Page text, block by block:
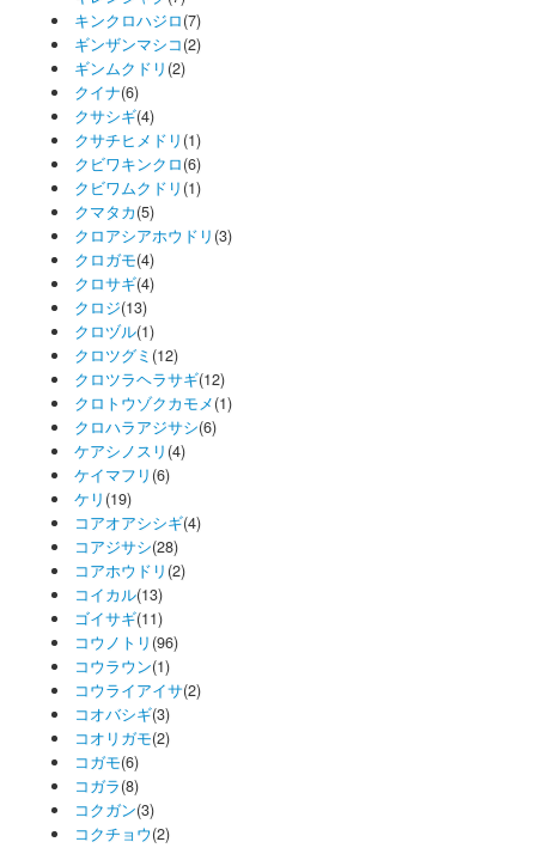
キンクロハジロ(7)
ギンザンマシコ(2)
ギンムクドリ (2)
クイナ(6)
クサシギ(4)
クサチヒメドリ (1)
クビワキンクロ(6)
クビワムクドリ (1)
クマタカ(5)
クロアシアホウドリ (3)
クロガモ(4)
クロサギ(4)
クロジ(13)
クロヅル(1)
クロツグミ (12)
クロツラヘラサギ(12)
クロトウゾクカモメ(1)
クロハラアジサシ(6)
ケアシノスリ (4)
ケイマフリ (6)
ケリ (19)
コアオアシシギ(4)
コアジサシ(28)
コアホウドリ (2)
コイカル(13)
ゴイサギ(11)
コウノトリ (96)
コウラウン(1)
コウライアイサ(2)
コオバシギ(3)
コオリガモ(2)
コガモ(6)
コガラ(8)
コクガン(3)
コクチョウ(2)